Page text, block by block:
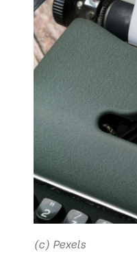
(c) Pexels